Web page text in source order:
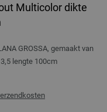
Multicolor dikte
GROSSA, gemaakt van
lengte 100cm